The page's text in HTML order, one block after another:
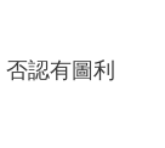
認有圖利